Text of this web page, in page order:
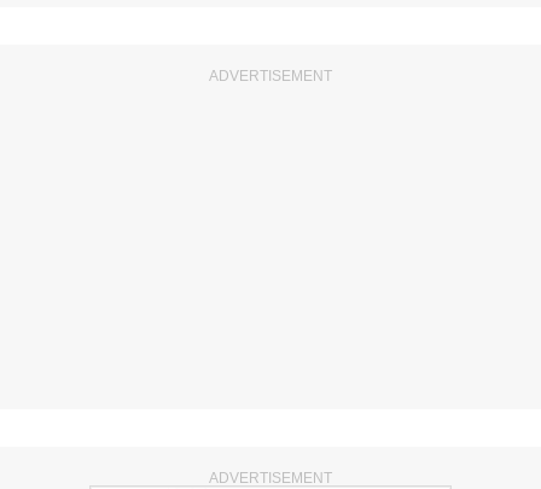
ADVERTISEMENT
ADVERTISEMENT